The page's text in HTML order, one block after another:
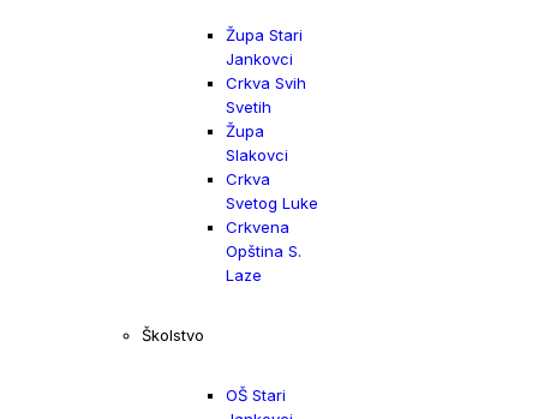
Župa Stari
Jankovci
Crkva Svih
Svetih
Župa
Slakovci
Crkva
Svetog Luke
Crkvena
Opština S.
Laze
Školstvo
OŠ Stari